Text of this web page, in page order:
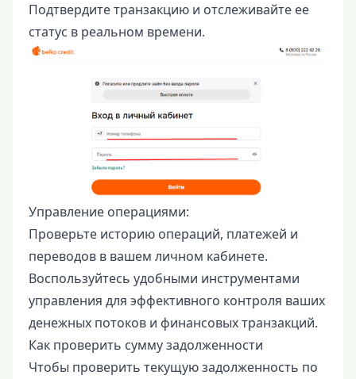
Подтвердите транзакцию и отслеживайте ее
статус в реальном времени.
Управление операциями:
Проверьте историю операций, платежей и
переводов в вашем личном кабинете.
Воспользуйтесь удобными инструментами
управления для эффективного контроля ваших
денежных потоков и финансовых транзакций.
Как проверить сумму задолженности
Чтобы проверить текущую задолженность по